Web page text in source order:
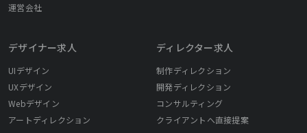
運営会社
デザイナー求人
UIデザイン
UXデザイン
Webデザイン
アートディレクション
ディレクター求人
制作ディレクション
開発ディレクション
コンサルティング
クライアントへ直接提案